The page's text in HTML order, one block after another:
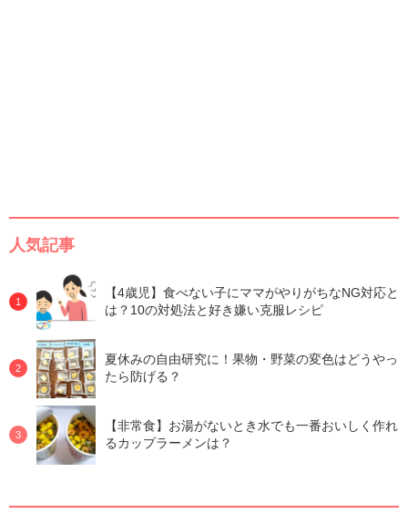
人気記事
【4歳児】食べない子にママがやりがちなNG対応と
は？10の対処法と好き嫌い克服レシピ
夏休みの自由研究に！果物・野菜の変色はどうやっ
たら防げる？
【非常食】お湯がないとき水でも一番おいしく作れ
るカップラーメンは？